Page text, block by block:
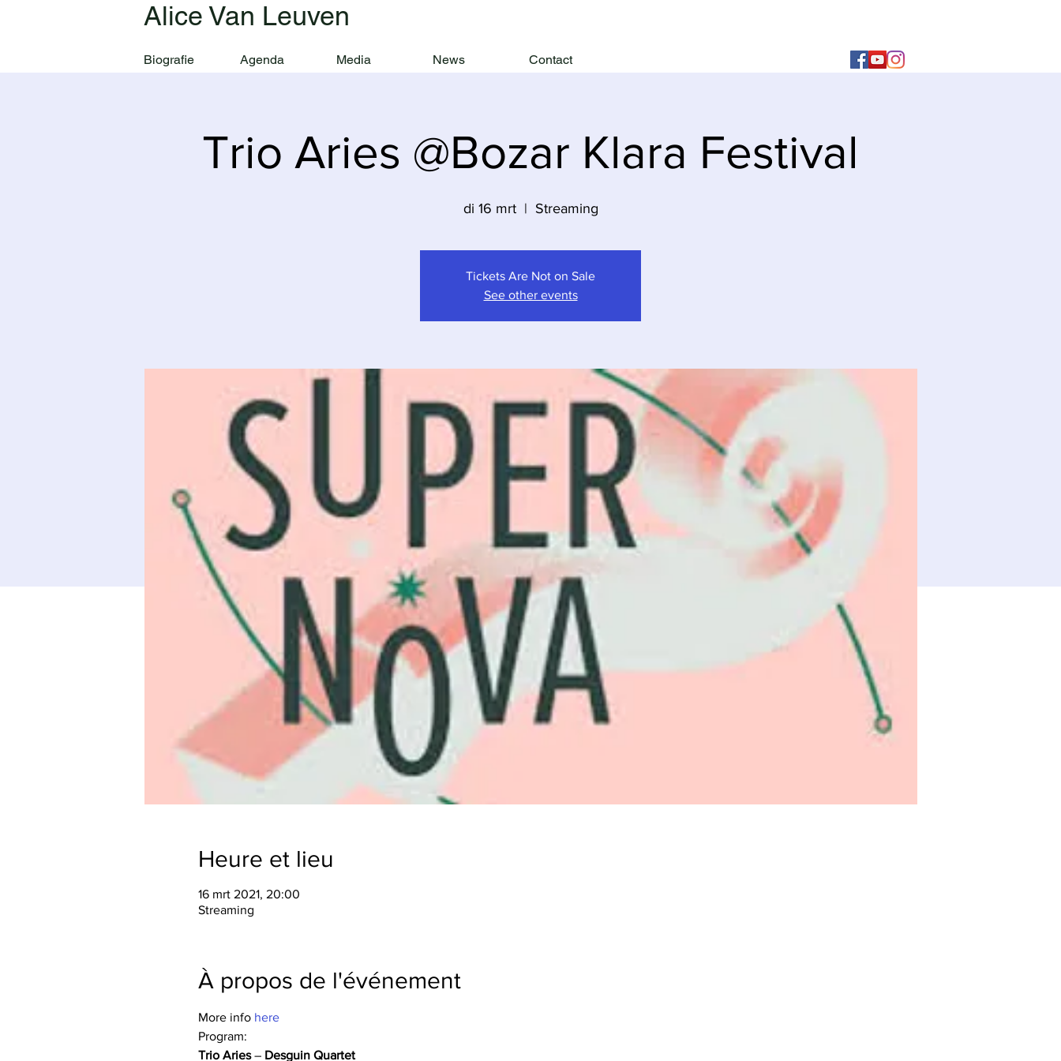
Alice Van Leuven
Biografie Agenda Media News Contact
Trio Aries @Bozar Klara Festival
di 16 mrt
  |
Streaming
Tickets Are Not on Sale
See other events
Heure et lieu
16 mrt 2021, 20:00
Streaming
À propos de l'événement
More info here
Program:
Trio Aries – Desguin Quartet